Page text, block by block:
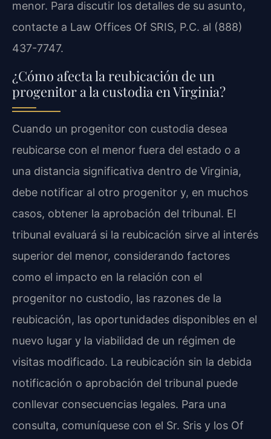
menor. Para discutir los detalles de su asunto,
contacte a Law Offices Of SRIS, P.C. al (888)
437-7747.
¿Cómo afecta la reubicación de un
progenitor a la custodia en Virginia?
Cuando un progenitor con custodia desea
reubicarse con el menor fuera del estado o a
una distancia significativa dentro de Virginia,
debe notificar al otro progenitor y, en muchos
casos, obtener la aprobación del tribunal. El
tribunal evaluará si la reubicación sirve al interés
superior del menor, considerando factores
como el impacto en la relación con el
progenitor no custodio, las razones de la
reubicación, las oportunidades disponibles en el
nuevo lugar y la viabilidad de un régimen de
visitas modificado. La reubicación sin la debida
notificación o aprobación del tribunal puede
conllevar consecuencias legales. Para una
consulta, comuníquese con el Sr. Sris y los Of